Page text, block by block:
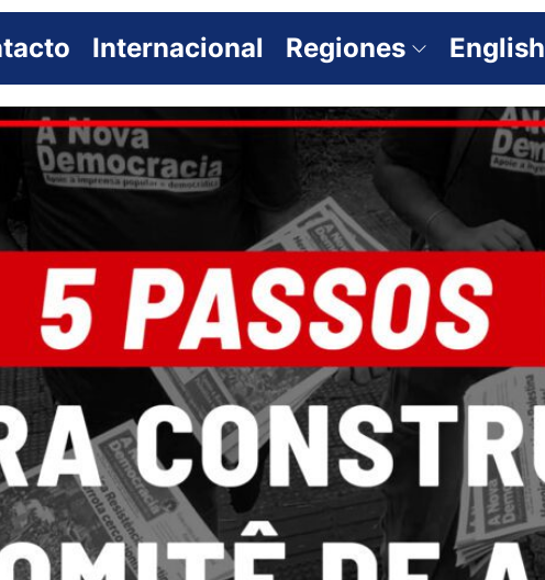
Internacional Regiones English